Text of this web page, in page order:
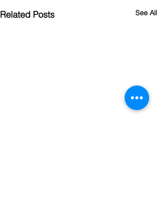
Related Posts See All